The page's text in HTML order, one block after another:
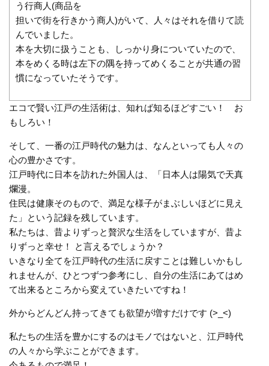
う行商人(商品を
担いで街を行きかう商人)がいて、人々はそれを借りて読
んでいました。
本を大切に扱うことも、しっかり身についていたので、
本をめくる時は左下の隅を持ってめくることが共通の習
慣になっていたそうです。
エコで賢い江戸の生活術は、知れば知るほどすごい！ お
もしろい！
そして、一番の江戸時代の魅力は、なんといっても人々の
心の豊かさです。
江戸時代に日本を訪れた外国人は、「日本人は陽気で天真
爛漫。
住民は健康そのもので、満足な様子がまぶしいほどに見え
た」という記録を残しています。
私たちは、昔よりずっと贅沢な生活をしていますが、昔よ
りずっと幸せ！ と言えるでしょうか？
いきなり全てを江戸時代の生活に戻すことは難しいかもし
れませんが、ひとつずつ参考にし、自分の生活にあてはめ
て出来るところから変えていきたいですね！
外からどんどん持ってきても欲望が増すだけです (>_<)
私たちの生活を豊かにするのはモノではないと、江戸時代
の人々から学ぶことができます。